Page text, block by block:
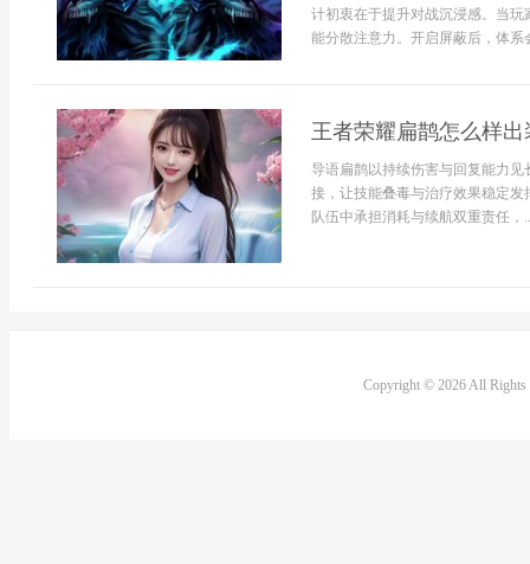
计初衷在于提升对战沉浸感。当
能分散注意力。开启屏蔽后，体系
王者荣耀扁鹊怎么样出
导语扁鹊以持续伤害与回复能力
接，让技能叠毒与治疗效果稳定
队伍中承担消耗与续航双重责任，
Copyright © 2026 All